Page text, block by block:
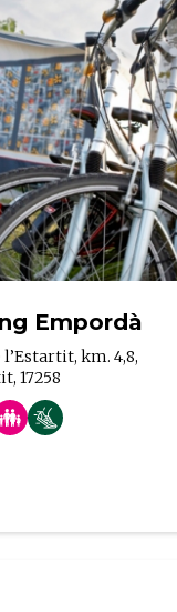
Empordà
l’Estartit, km. 4,8,
17258